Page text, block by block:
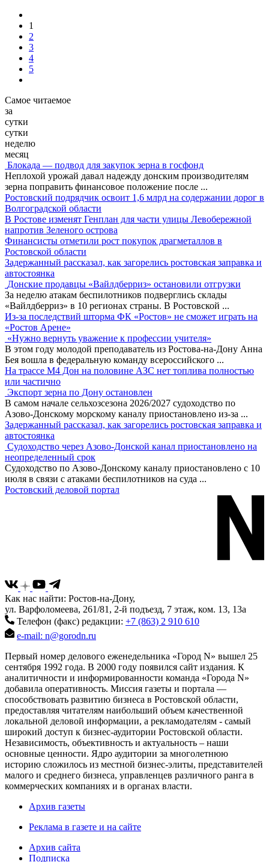
1
2
3
4
5
Самое читаемое
за
сутки
сутки
неделю
месяц
Блокада — подвод для закупок зерна в госфонд
Неплохой урожай давал надежду донским производителям
зерна поправить финансовое положение после ...
Ростовский подрядчик освоит 1,6 млрд на содержании дорог в
Волгоградской области
В Ростове изменят Генплан для части улицы Левобережной
напротив Зеленого острова
Финансисты отметили рост покупок драгметаллов в
Ростовской области
Задержанный рассказал, как загорелись ростовская заправка и
автостоянка
Донские продавцы «Вайлдберриз» остановили отгрузки
За неделю атакам беспилотников подверглись склады
«Вайлдберриз» в 10 регионах страны. В Ростовской ...
Из-за последствий шторма ФК «Ростов» не сможет играть на
«Ростов Арене»
«Нужно вернуть уважение к профессии учителя»
В этом году молодой преподаватель из Ростова-на-Дону Анна
Бея вошла в федеральную команду всероссийского ...
На трассе М4 Дон на половине АЗС нет топлива полностью
или частично
Экспорт зерна по Дону остановлен
В самом начале сельхозсезона 2026/2027 судоходство по
Азово-Донскому морскому каналу приостановлено из-за ...
Задержанный рассказал, как загорелись ростовская заправка и
автостоянка
Судоходство через Азово-Донской канал приостановлено на
неопределенный срок
Судоходство по Азово-Донскому каналу приостановлено с 10
июля в связи с атаками беспилотников на суда ...
Ростовский деловой портал
Как нас найти: Ростов-на-Дону,
ул. Варфоломеева, 261/81, 2-й подъезд, 7 этаж, ком. 13, 13а
Телефон (факс) редакции: +7 (863) 2 910 610
e-mail: n@gorodn.ru
Первый номер делового еженедельника «Город N» вышел 25
сентября 1992 года. В 2000 году появился сайт издания. К
аналитичности и информированности команда «Города N»
добавила оперативность. Миссия газеты и портала —
способствовать развитию бизнеса в Ростовской области,
предоставляя читателям наибольший объем качественной
локальной деловой информации, а рекламодателям - самый
широкий доступ к бизнес-аудитории Ростовской области.
Независимость, объективность и актуальность – наши
основные ценности. Ядро аудитории за многолетнюю
историю сложилось из местной бизнес-элиты, представителей
малого и среднего бизнеса, управленцев различного ранга в
коммерческих компаниях и в органах власти.
Архив газеты
Реклама в газете и на сайте
Архив сайта
Подписка